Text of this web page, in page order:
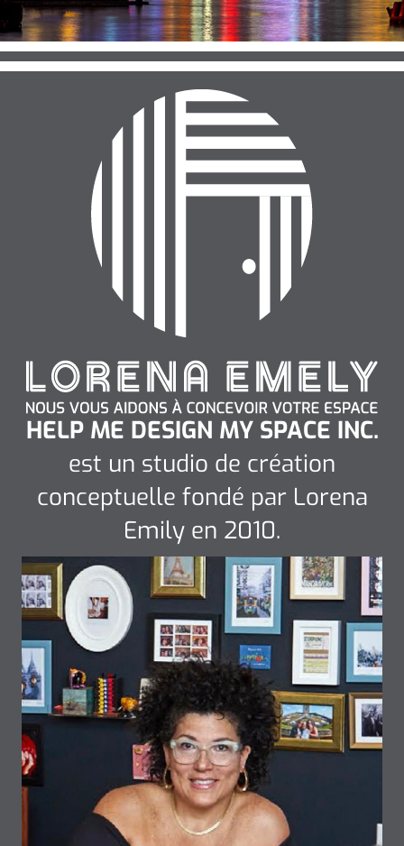
HELP ME DESIGN MY SPACE INC.
est un studio de création
conceptuelle fondé par Lorena
Emily en 2010.